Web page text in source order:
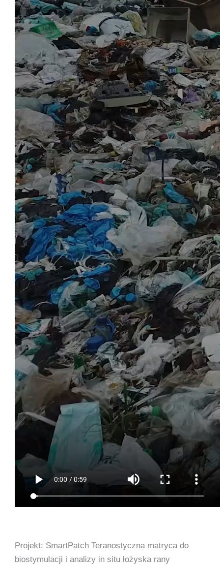
Projekt: SmartPatch Teranostyczna matryca do
biostymulacji i analizy in situ łożyska rany